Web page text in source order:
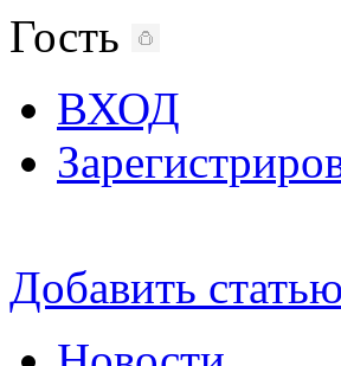
Гость
ВХОД
Добавить статью